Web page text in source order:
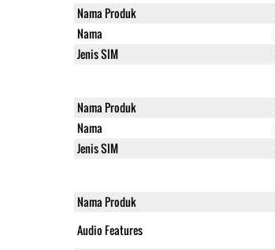
Nama Produk
Nama
Jenis SIM
Nama Produk
Nama
Jenis SIM
Nama Produk
Audio Features